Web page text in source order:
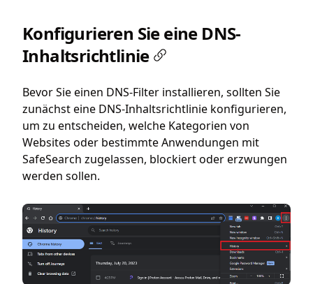
Konfigurieren Sie eine DNS-
Inhaltsrichtlinie
Bevor Sie einen DNS-Filter installieren, sollten Sie
zunächst eine DNS-Inhaltsrichtlinie konfigurieren,
um zu entscheiden, welche Kategorien von
Websites oder bestimmte Anwendungen mit
SafeSearch zugelassen, blockiert oder erzwungen
werden sollen.